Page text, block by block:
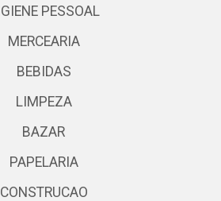
PESSOAL
MERCEARIA
BEBIDAS
LIMPEZA
BAZAR
PAPELARIA
CONSTRUCAO